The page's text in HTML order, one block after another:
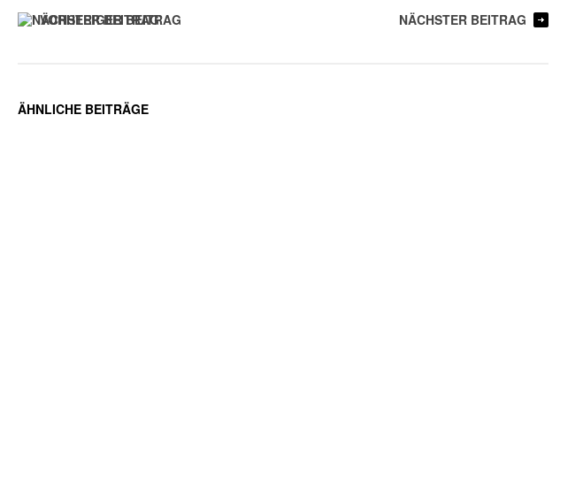
VORHERIGER BEITRAG NÄCHSTER BEITRAG
ÄHNLICHE BEITRÄGE